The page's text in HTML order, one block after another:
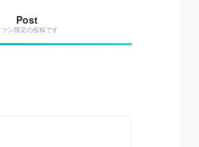
Post
ァン限定の投稿です